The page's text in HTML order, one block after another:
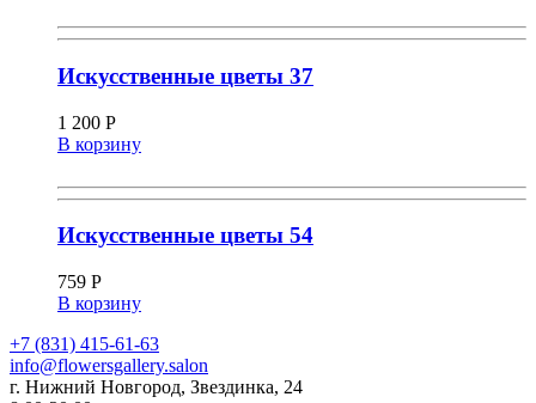
Искусственные цветы 37
1 200 Р
В корзину
Искусственные цветы 54
759 Р
В корзину
+7 (831) 415-61-63
info@flowersgallery.salon
г. Нижний Новгород, Звездинка, 24